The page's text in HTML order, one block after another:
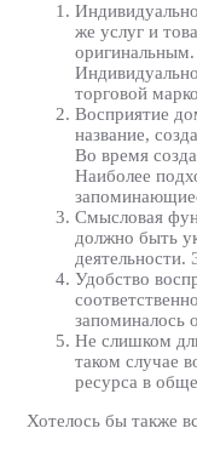
же услуг и
оригинальным.
торговой
Восприятие
название,
Во время
Наиболее
Смысловая
должно быть
Удобство
запоминалось
Не слишком
таком случае
ресурса в
Хотелось бы также